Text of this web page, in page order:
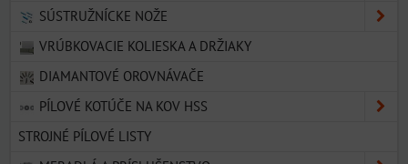
SÚSTRUŽNÍCKE NOŽE
VRÚBKOVACIE KOLIESKA A DRŽIAKY
DIAMANTOVÉ OROVNÁVAČE
PÍLOVÉ KOTÚČE NA KOV HSS
STROJNÉ PÍLOVÉ LISTY